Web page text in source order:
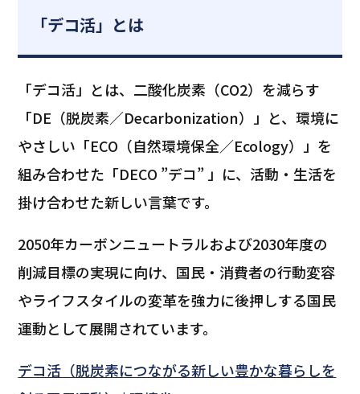
「デコ活」とは
「デコ活」とは、二酸化炭素（CO2）を減らす
「DE（脱炭素／Decarbonization）」と、環境に
やさしい「ECO（自然環境保全／Ecology）」を
組み合わせた「DECO ”デコ” 」に、活動・生活を
掛け合わせた新しい言葉です。
2050年カーボンニュートラルおよび2030年度の
削減目標の実現に向け、国民・消費者の行動変容
やライフスタイルの変革を強力に後押しする国民
運動として展開されています。
デコ活（脱炭素につながる新しい豊かな暮らしを